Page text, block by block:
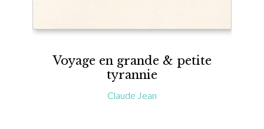
Voyage en grande & petite
tyrannie
Claude Jean